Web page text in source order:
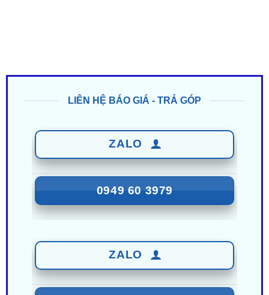
LIÊN HỆ BÁO GIÁ - TRẢ GÓP
ZALO
0949 60 3979